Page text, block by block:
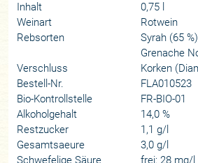
Inhalt
0,75 l
Weinart
Rotwein
Rebsorten
Syrah (65
Grenache
Verschluss
Korken
Bestell-Nr.
FLA010523
Bio-Kontrollstelle
FR-BIO-01
Alkoholgehalt
14,0 %
Restzucker
1,1 g/l
Gesamtsaeure
3,0 g/l
Schwefelige Säure
frei: 28 mg/l